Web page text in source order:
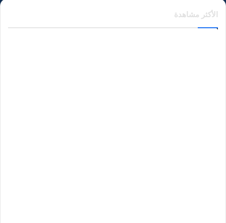
الأكثر مشاهدة